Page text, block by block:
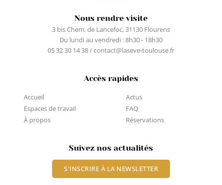
Nous rendre visite
3 bis Chem. de Lancefoc, 31130 Flourens
Du lundi au vendredi : 8h30 - 18h30
05 32 30 14 38 / contact@laseve-toulouse.fr
Accès rapides
Accueil
Espaces de travail
À propos
Actus
FAQ
Réservations
Suivez nos actualités
S'INSCRIRE À LA NEWSLETTER